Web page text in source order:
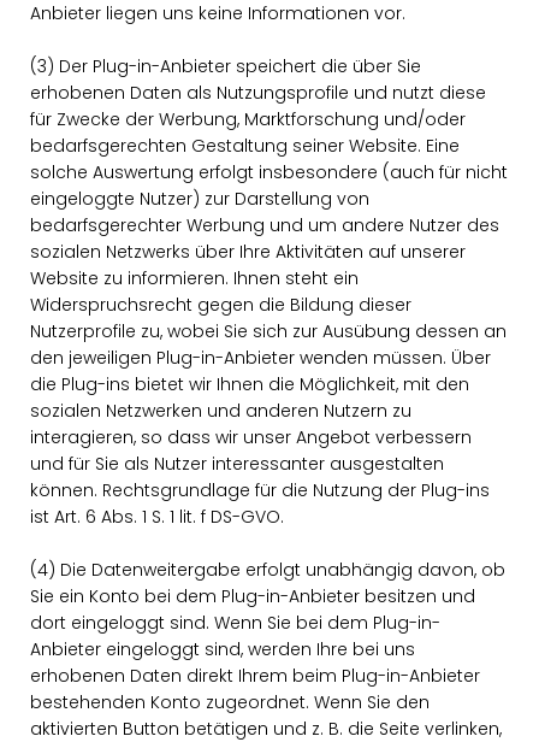
Anbieter liegen uns keine Informationen vor.
(3) Der Plug-in-Anbieter speichert die über Sie
erhobenen Daten als Nutzungsprofile und nutzt diese
für Zwecke der Werbung, Marktforschung und/oder
bedarfsgerechten Gestaltung seiner Website. Eine
solche Auswertung erfolgt insbesondere (auch für nicht
eingeloggte Nutzer) zur Darstellung von
bedarfsgerechter Werbung und um andere Nutzer des
sozialen Netzwerks über Ihre Aktivitäten auf unserer
Website zu informieren. Ihnen steht ein
Widerspruchsrecht gegen die Bildung dieser
Nutzerprofile zu, wobei Sie sich zur Ausübung dessen an
den jeweiligen Plug-in-Anbieter wenden müssen. Über
die Plug-ins bietet wir Ihnen die Möglichkeit, mit den
sozialen Netzwerken und anderen Nutzern zu
interagieren, so dass wir unser Angebot verbessern
und für Sie als Nutzer interessanter ausgestalten
können. Rechtsgrundlage für die Nutzung der Plug-ins
ist Art. 6 Abs. 1 S. 1 lit. f DS-GVO.
(4) Die Datenweitergabe erfolgt unabhängig davon, ob
Sie ein Konto bei dem Plug-in-Anbieter besitzen und
dort eingeloggt sind. Wenn Sie bei dem Plug-in-
Anbieter eingeloggt sind, werden Ihre bei uns
erhobenen Daten direkt Ihrem beim Plug-in-Anbieter
bestehenden Konto zugeordnet. Wenn Sie den
aktivierten Button betätigen und z. B. die Seite verlinken,